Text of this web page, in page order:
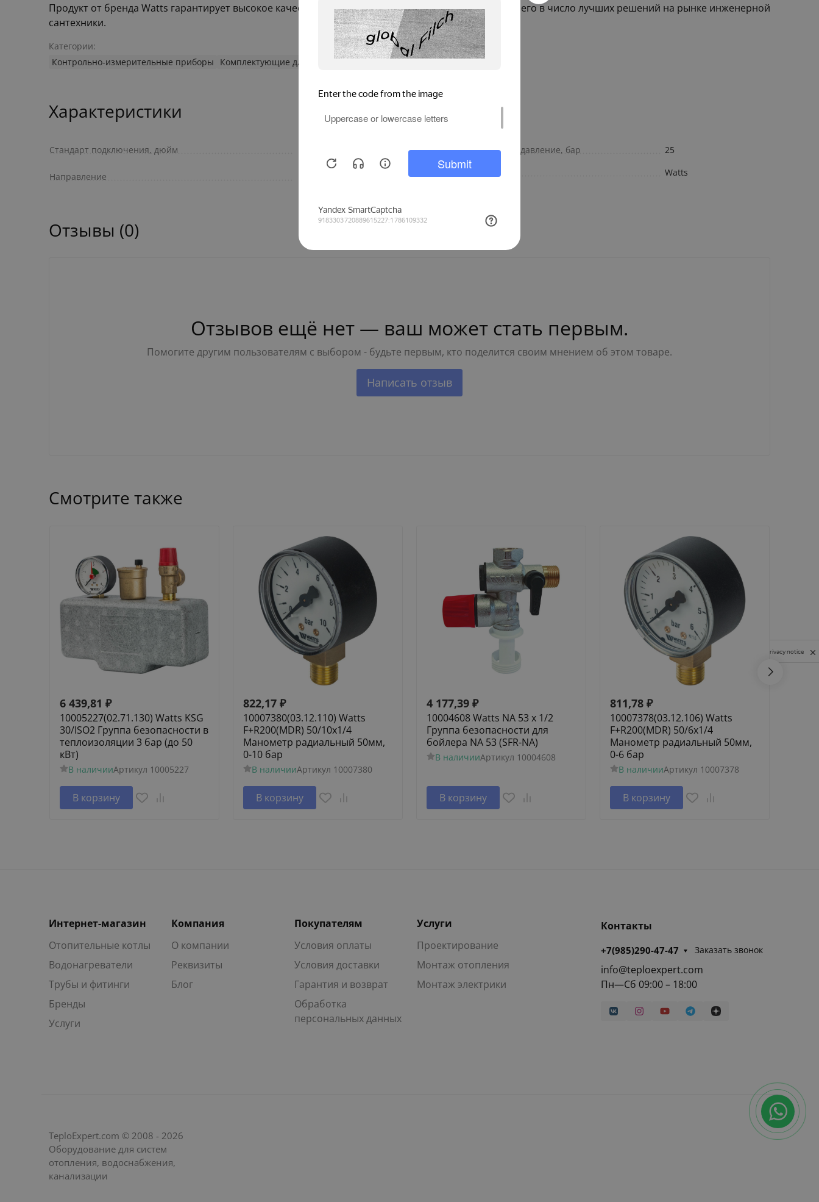
Продукт от бренда Watts гарантирует высокое качество и надежность в эксплуатации, что ставит его в число лучших решений на рынке инженерной
сантехники.
Категории:
Контрольно-измерительные приборы
Комплектующие для кип
Характеристики
Стандарт подключения, дюйм
Направление
Инженерная
Максимальное рабочее давление, бар
25
Бренд
Watts
Отзывы (0)
Отзывов ещё нет — ваш может стать первым.
Помогите другим пользователям с выбором - будьте первым, кто поделится своим мнением об этом товаре.
Написать отзыв
Смотрите также
6 439,81 ₽
10005227(02.71.130) Watts KSG
30/ISO2 Группа безопасности в
теплоизоляции 3 бар (до 50
кВт)
В наличииАртикул 10005227
В корзину
822,17 ₽
10007380(03.12.110) Watts
F+R200(MDR) 50/10x1/4
Манометр радиальный 50мм,
0-10 бар
В наличииАртикул 10007380
В корзину
4 177,39 ₽
10004608 Watts NA 53 x 1/2
Группа безопасности для
бойлера NA 53 (SFR-NA)
В наличииАртикул 10004608
В корзину
811,78 ₽
10007378(03.12.106) Watts
F+R200(MDR) 50/6x1/4
Манометр радиальный 50мм,
0-6 бар
В наличииАртикул 10007378
В корзину
Интернет-магазин
Отопительные котлы
Водонагреватели
Трубы и фитинги
Бренды
Услуги
Компания
О компании
Реквизиты
Блог
Покупателям
Условия оплаты
Условия доставки
Гарантия и возврат
Обработка
персональных данных
Услуги
Проектирование
Монтаж отопления
Монтаж электрики
Контакты
+7(985)290-47-47 Заказать звонок
info@teploexpert.com
Пн—Сб 09:00 – 18:00
TeploExpert.com © 2008 - 2026
Оборудование для систем
отопления, водоснабжения,
канализации
Privacy notice